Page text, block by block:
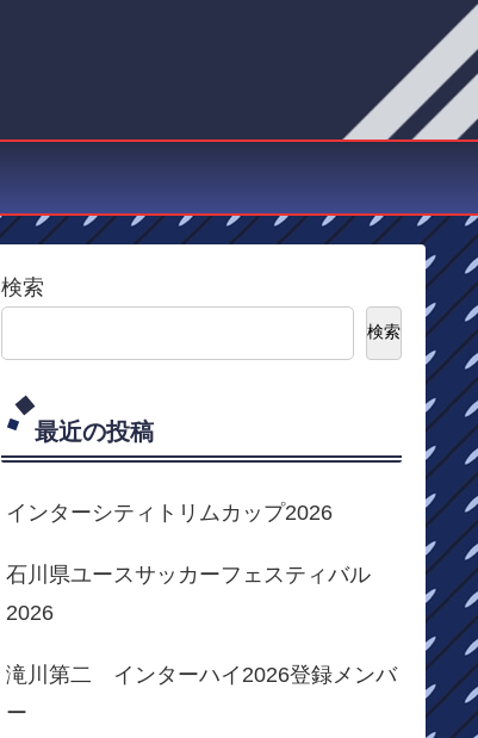
検索
検索
最近の投稿
インターシティトリムカップ2026
石川県ユースサッカーフェスティバル
2026
滝川第二 インターハイ2026登録メンバ
ー